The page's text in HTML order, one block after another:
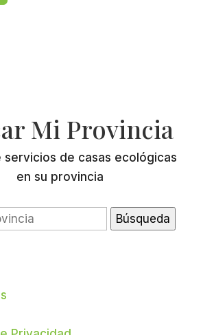
Mi Provincia
servicios de casas ecológicas
en su provincia